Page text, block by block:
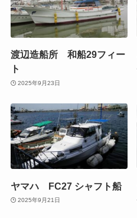
渡辺造船所 和船29フィー
ト
2025年9月23日
ヤマハ FC27 シャフト船
2025年9月21日